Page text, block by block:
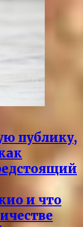
публику,
и что